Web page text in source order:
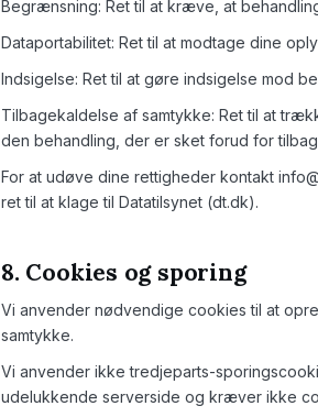
Begrænsning: Ret til at kræve, at
Dataportabilitet: Ret til at modtage dine
Indsigelse: Ret til at gøre indsigelse mod
Tilbagekaldelse af samtykke: Ret til at
den behandling, der er sket forud for
For at udøve dine rettigheder kontakt
ret til at klage til Datatilsynet (dt.dk).
8. Cookies og sporing
Vi anvender nødvendige cookies til at
samtykke.
Vi anvender ikke tredjeparts-
udelukkende serverside og kræver ikke